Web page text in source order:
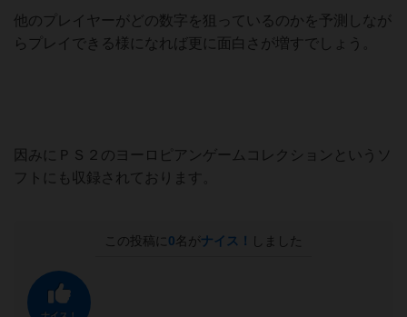
他のプレイヤーがどの数字を狙っているのかを予測しなが
らプレイできる様になれば更に面白さが増すでしょう。
因みにＰＳ２のヨーロピアンゲームコレクションというソ
フトにも収録されております。
この投稿に 0名がナイス！ しました